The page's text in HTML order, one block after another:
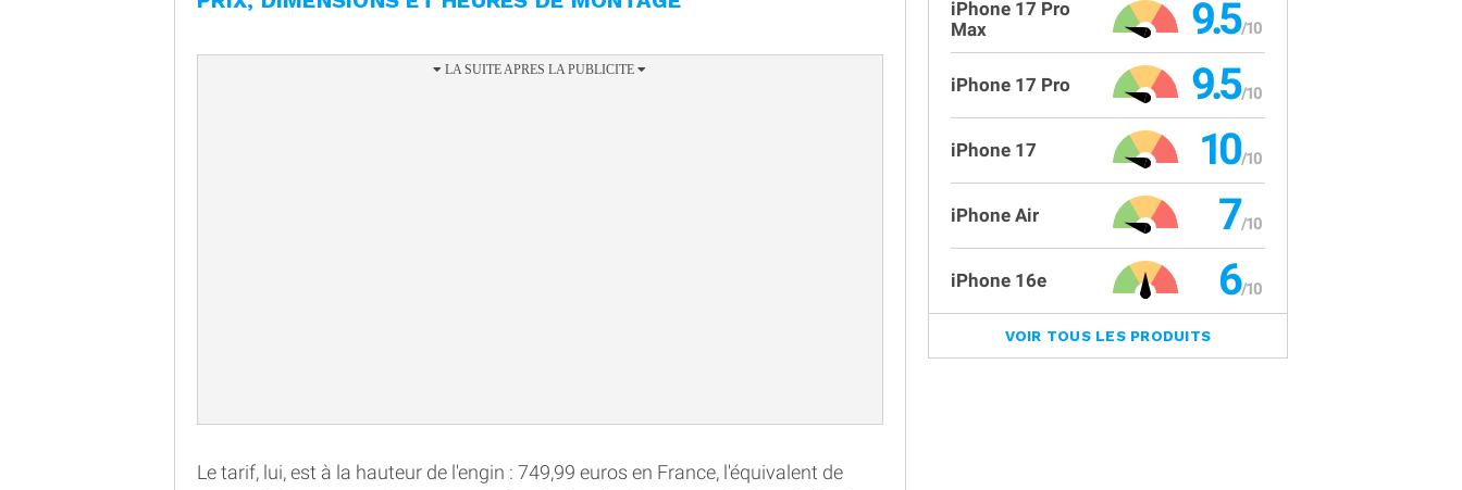
Le tarif, lui, est à la hauteur de l'engin : 749,99 euros en France, l'équivalent de
iPhone 17 Pro
Max
9.5
iPhone 17 Pro 9.5
iPhone 17 10
iPhone Air 7
iPhone 16e 6
VOIR TOUS LES PRODUITS